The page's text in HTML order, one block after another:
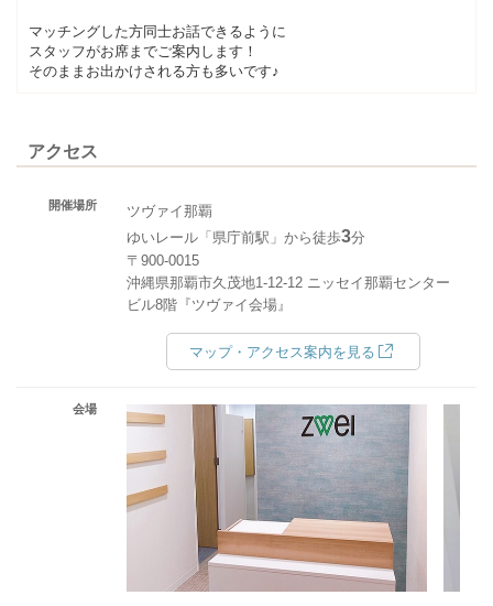
マッチングした方同士お話できるように
スタッフがお席までご案内します！
そのままお出かけされる方も多いです♪
アクセス
開催場所
ツヴァイ那覇
ゆいレール「県庁前駅」から徒歩3分
〒900-0015
沖縄県那覇市久茂地1-12-12 ニッセイ那覇センター
ビル8階『ツヴァイ会場』
マップ・アクセス案内を見る
会場